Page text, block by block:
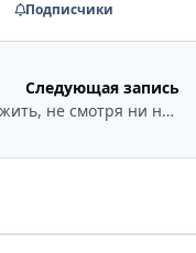
Подписчики
Следующая запись
..надо жить, не смотря ни на что, сжимать кулаки и прогрызаца вперед..